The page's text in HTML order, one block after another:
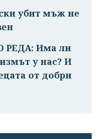
убит мъж не
РЕДА: Има ли
у нас? И
от добри